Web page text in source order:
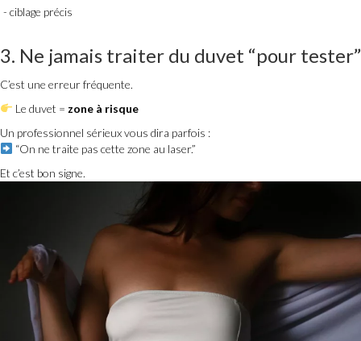
ciblage précis
3. Ne jamais traiter du duvet “pour tester”
C’est une erreur fréquente.
Le duvet = zone à risque
Un professionnel sérieux vous dira parfois :
“On ne traite pas cette zone au laser.”
Et c’est bon signe.